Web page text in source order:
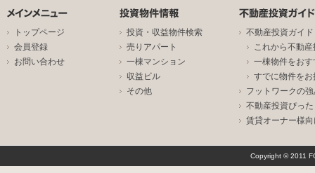
トップページ
会員登録
お問い合わせ
投資・収益物件検索
売りアパート
一棟マンション
収益ビル
その他
不動産投資ガイド
これから不動
一棟物件をお
すでに物件を
フットワークの
不動産投資ぴっ
賃貸オーナー様
Copyright © 2011